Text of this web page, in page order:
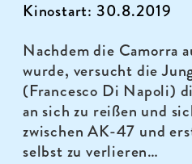
Kinostart: 30.8.2019
Nachdem die Camorra
wurde, versucht die
(Francesco Di Napoli)
an sich zu reißen und
zwischen AK-47 und
selbst zu verlieren…